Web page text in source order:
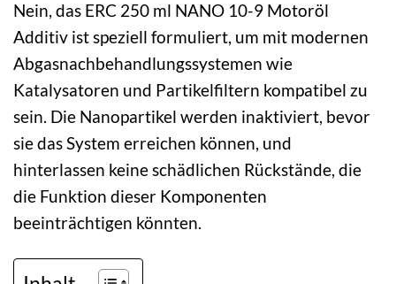
Nein, das ERC 250 ml NANO 10-9 Motoröl
Additiv ist speziell formuliert, um mit modernen
Abgasnachbehandlungssystemen wie
Katalysatoren und Partikelfiltern kompatibel zu
sein. Die Nanopartikel werden inaktiviert, bevor
sie das System erreichen können, und
hinterlassen keine schädlichen Rückstände, die
die Funktion dieser Komponenten
beeinträchtigen könnten.